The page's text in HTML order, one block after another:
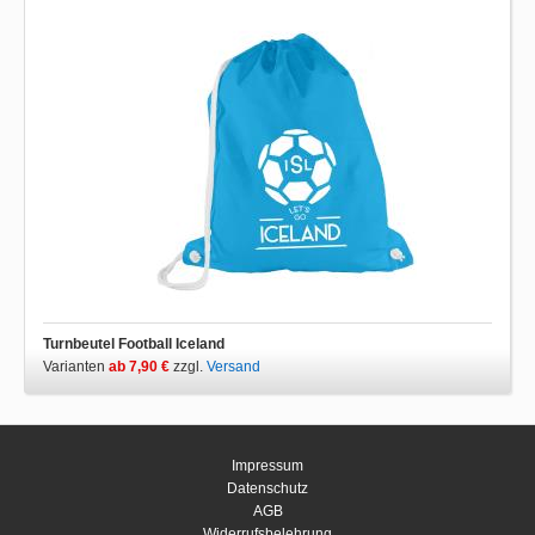
Turnbeutel Football Iceland
Varianten ab 7,90 € zzgl. Versand
Impressum
Datenschutz
AGB